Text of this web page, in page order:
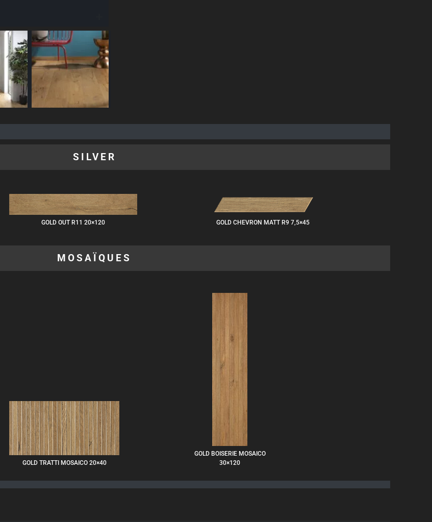
SILVER
GOLD OUT R11 20×120 GOLD CHEVRON MATT R9 7,5×45
MOSAÏQUES
GOLD TRATTI MOSAICO 20×40
GOLD BOISERIE MOSAICO
30×120